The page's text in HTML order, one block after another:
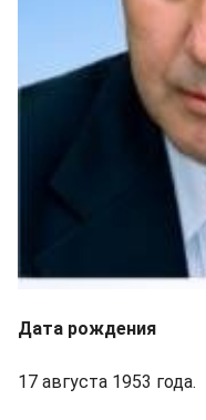
Дата рождения
17 августа 1953 года.